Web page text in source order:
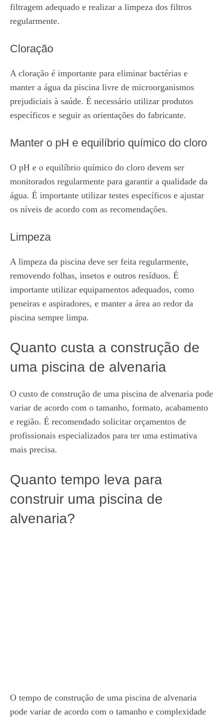
filtragem adequado e realizar a limpeza dos filtros
regularmente.
Cloração
A cloração é importante para eliminar bactérias e
manter a água da piscina livre de microorganismos
prejudiciais à saúde. É necessário utilizar produtos
específicos e seguir as orientações do fabricante.
Manter o pH e equilíbrio químico do cloro
O pH e o equilíbrio químico do cloro devem ser
monitorados regularmente para garantir a qualidade da
água. É importante utilizar testes específicos e ajustar
os níveis de acordo com as recomendações.
Limpeza
A limpeza da piscina deve ser feita regularmente,
removendo folhas, insetos e outros resíduos. É
importante utilizar equipamentos adequados, como
peneiras e aspiradores, e manter a área ao redor da
piscina sempre limpa.
Quanto custa a construção de
uma piscina de alvenaria
O custo de construção de uma piscina de alvenaria pode
variar de acordo com o tamanho, formato, acabamento
e região. É recomendado solicitar orçamentos de
profissionais especializados para ter uma estimativa
mais precisa.
Quanto tempo leva para
construir uma piscina de
alvenaria?
O tempo de construção de uma piscina de alvenaria
pode variar de acordo com o tamanho e complexidade